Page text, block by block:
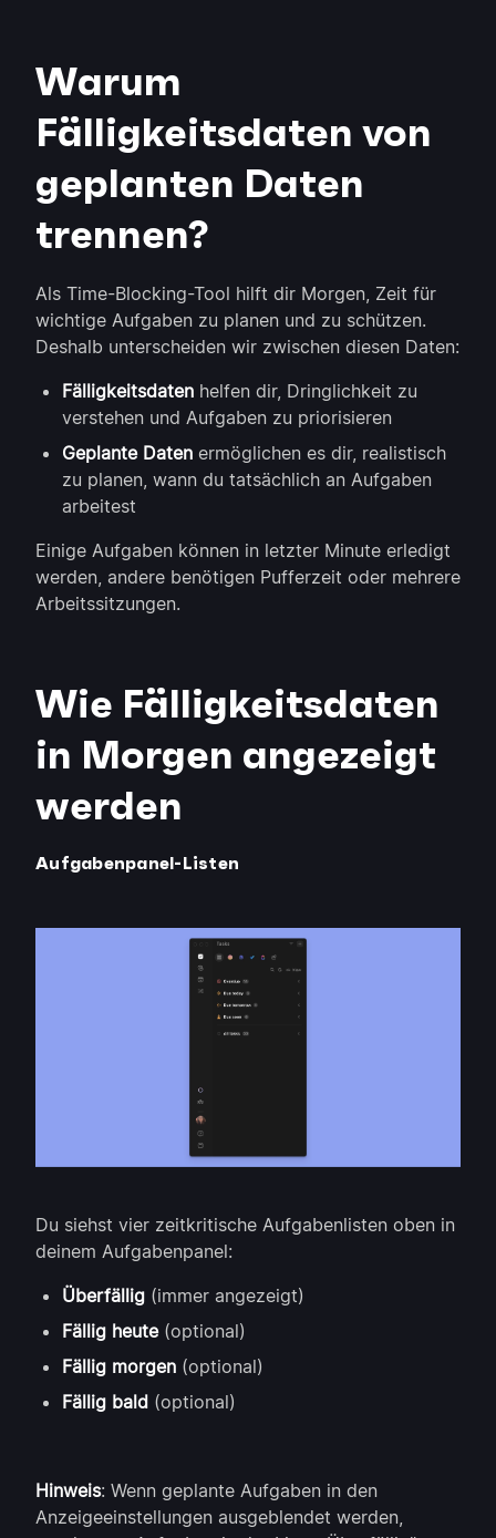
Warum
Fälligkeitsdaten von
geplanten Daten
trennen?
Als Time-Blocking-Tool hilft dir Morgen, Zeit für
wichtige Aufgaben zu planen und zu schützen.
Deshalb unterscheiden wir zwischen diesen Daten:
Fälligkeitsdaten helfen dir, Dringlichkeit zu
verstehen und Aufgaben zu priorisieren
Geplante Daten ermöglichen es dir, realistisch
zu planen, wann du tatsächlich an Aufgaben
arbeitest
Einige Aufgaben können in letzter Minute erledigt
werden, andere benötigen Pufferzeit oder mehrere
Arbeitssitzungen.
Wie Fälligkeitsdaten
in Morgen angezeigt
werden
Aufgabenpanel-Listen
Du siehst vier zeitkritische Aufgabenlisten oben in
deinem Aufgabenpanel:
Überfällig (immer angezeigt)
Fällig heute(optional)
Fällig morgen (optional)
Fällig bald (optional)
Hinweis: Wenn geplante Aufgaben in den
Anzeigeeinstellungen ausgeblendet werden,